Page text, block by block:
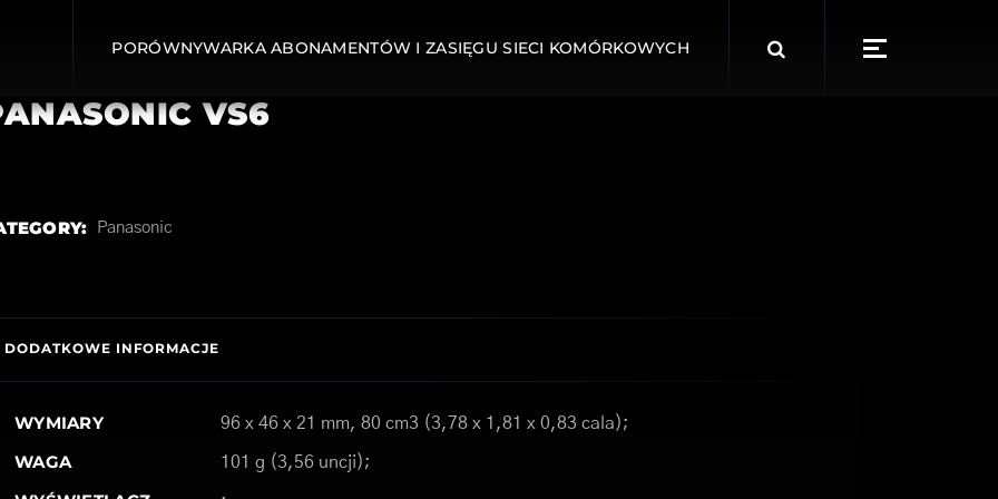
PORÓWNYWARKA ABONAMENTÓW I ZASIĘGU SIECI KOMÓRKOWYCH
for:
VS6
Panasonic
DODATKOWE INFORMACJE
WYMIARY 96 x 46 x 21 mm, 80 cm3 (3,78 x 1,81 x 0,83 cala);
WAGA 101 g (3,56 uncji);